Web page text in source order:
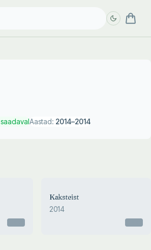
saadavalAastad: 2014–2014
Kaksteist
2014